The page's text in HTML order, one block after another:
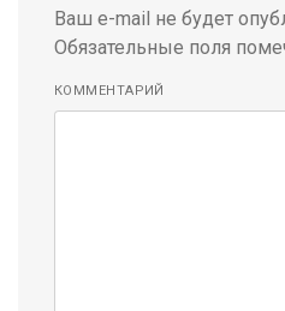
Ваш e-mail не будет
Обязательные поля
КОММЕНТАРИЙ